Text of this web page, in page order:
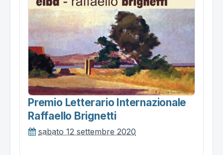
Premio Letterario Internazionale
Raffaello Brignetti
sabato 12 settembre 2020